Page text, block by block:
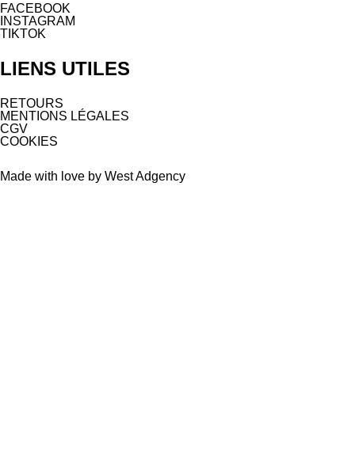
FACEBOOK
INSTAGRAM
TIKTOK
LIENS UTILES
RETOURS
MENTIONS LÉGALES
CGV
COOKIES
Made with love by West Adgency